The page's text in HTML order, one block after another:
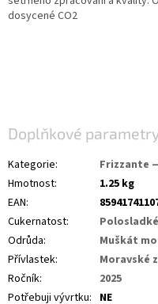
dosycené CO2
Doplňkové
Kategorie:
Frizzante
Hmotnost:
1.25 kg
EAN:
Cukernatost:
Polosladké
Odrůda:
Muškát
Přívlastek:
Moravské
Ročník:
2025
Potřebuji vývrtku: NE